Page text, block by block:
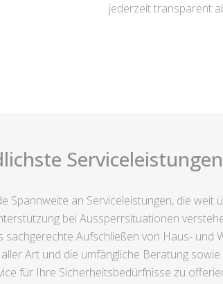
jederzeit transparent
Spannweite an Serviceleistungen, die
bei Aussperrsituationen
sachgerechte Aufschließen von Haus-
Art und die umfängliche Beratung
für Ihre Sicherheitsbedürfnisse zu